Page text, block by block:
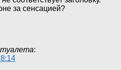
за сенсацией?
туалета: